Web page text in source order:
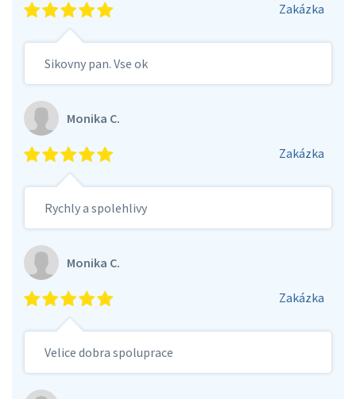
Zakázka
Sikovny pan. Vse ok
Monika C.
Zakázka
Rychly a spolehlivy
Monika C.
Zakázka
Velice dobra spoluprace